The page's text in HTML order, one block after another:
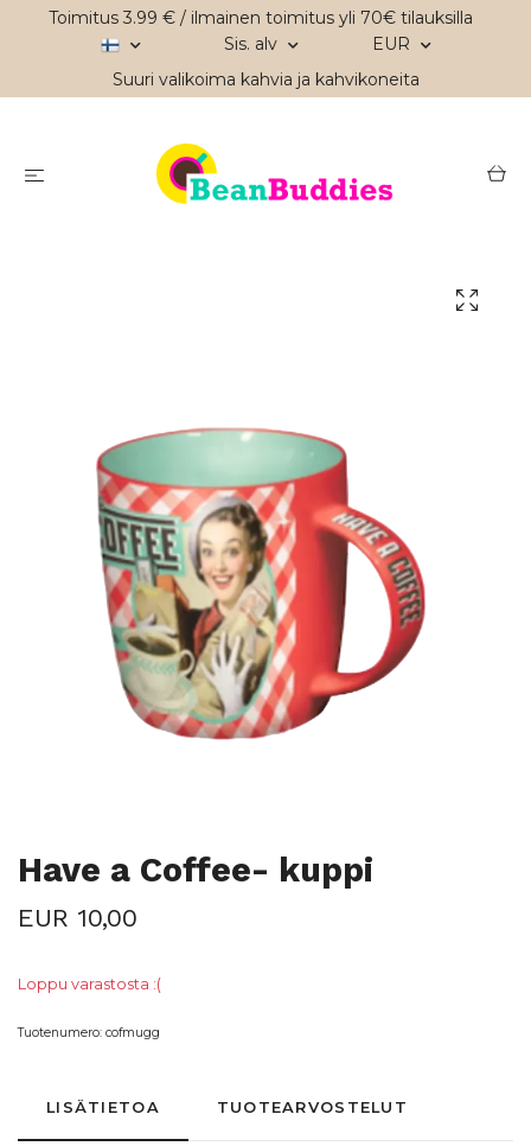
Toimitus 3.99 € / ilmainen toimitus yli 70€ tilauksilla
Sis. alv
EUR
Suuri valikoima kahvia ja kahvikoneita
Have a Coffee- kuppi
EUR 10,00
Loppu varastosta :(
Tuotenumero: cofmugg
LISÄTIETOA TUOTEARVOSTELUT